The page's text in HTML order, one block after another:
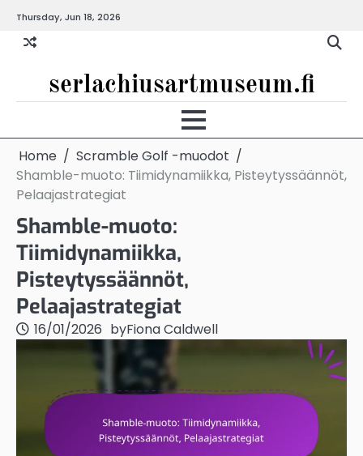
content
Thursday, Jun 18, 2026
serlachiusartmuseum.fi
Home
Scramble Golf -muodot
Shamble-muoto: Tiimidynamiikka, Pisteytyssäännöt,
Pelaajastrategiat
Shamble-muoto:
Tiimidynamiikka,
Pisteytyssäännöt,
Pelaajastrategiat
16/01/2026 byFiona Caldwell